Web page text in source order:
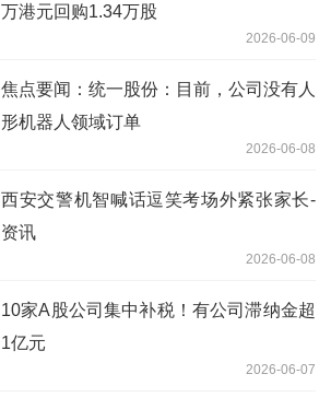
万港元回购1.34万股
2026-06-09
焦点要闻：统一股份：目前，公司没有人
形机器人领域订单
2026-06-08
西安交警机智喊话逗笑考场外紧张家长-
资讯
2026-06-08
10家A股公司集中补税！有公司滞纳金超
1亿元
2026-06-07